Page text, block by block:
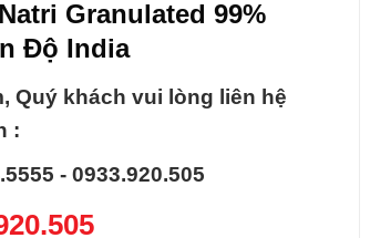
Granulated 99%
Độ India
Quý khách vui lòng liên hệ
:
- 0933.920.505